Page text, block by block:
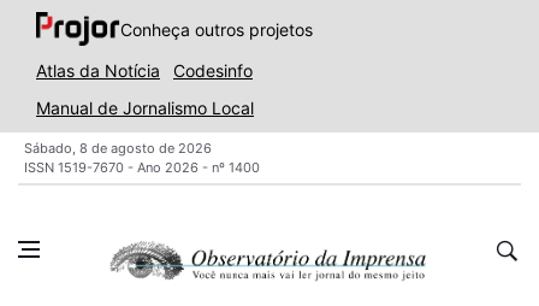
Conheça outros projetos
Atlas da Notícia
Codesinfo
Manual de Jornalismo Local
Sábado, 8 de agosto de 2026
ISSN 1519-7670 - Ano 2026 - nº 1400